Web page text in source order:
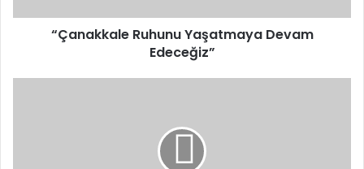
“Çanakkale Ruhunu Yaşatmaya Devam
Edeceğiz”